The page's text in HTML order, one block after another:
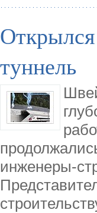
туннель
инженеры-